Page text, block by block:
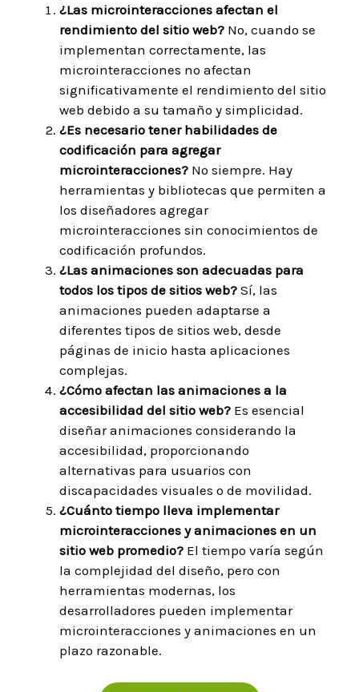
¿Las microinteracciones afectan el
rendimiento del sitio web? No, cuando se
implementan correctamente, las
microinteracciones no afectan
significativamente el rendimiento del sitio
web debido a su tamaño y simplicidad.
¿Es necesario tener habilidades de
codificación para agregar
microinteracciones? No siempre. Hay
herramientas y bibliotecas que permiten a
los diseñadores agregar
microinteracciones sin conocimientos de
codificación profundos.
¿Las animaciones son adecuadas para
todos los tipos de sitios web? Sí, las
animaciones pueden adaptarse a
diferentes tipos de sitios web, desde
páginas de inicio hasta aplicaciones
complejas.
¿Cómo afectan las animaciones a la
accesibilidad del sitio web? Es esencial
diseñar animaciones considerando la
accesibilidad, proporcionando
alternativas para usuarios con
discapacidades visuales o de movilidad.
¿Cuánto tiempo lleva implementar
microinteracciones y animaciones en un
sitio web promedio? El tiempo varía según
la complejidad del diseño, pero con
herramientas modernas, los
desarrolladores pueden implementar
microinteracciones y animaciones en un
plazo razonable.